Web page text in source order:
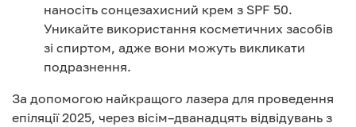
наносіть сонцезахисний крем з SPF 50.
Уникайте використання косметичних засобів
зі спиртом, адже вони можуть викликати
подразнення.
За допомогою найкращого лазера для проведення
епіляції 2025, через вісім–дванадцять відвідувань з